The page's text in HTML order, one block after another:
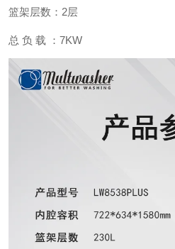
篮架层数：2层
总 负 载 ：7KW